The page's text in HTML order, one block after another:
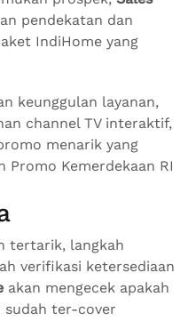
pendekatan dan
IndiHome yang
keunggulan layanan,
channel TV interaktif,
menarik yang
Promo Kemerdekaan RI
tertarik, langkah
verifikasi ketersediaan
akan mengecek apakah
sudah ter-cover